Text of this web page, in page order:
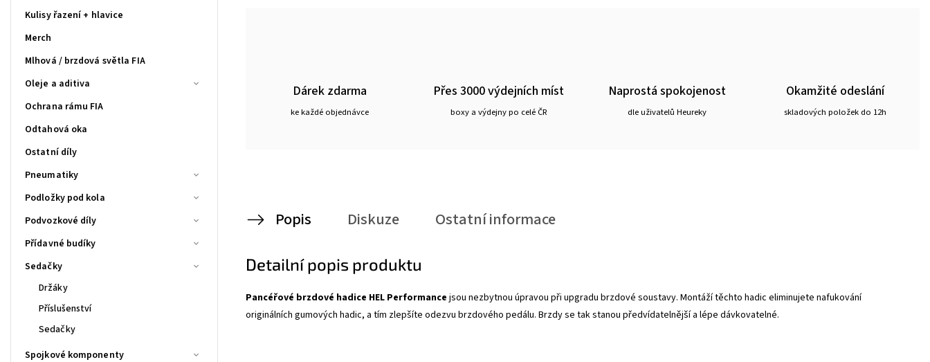
Kulisy řazení + hlavice
Merch
Mlhová / brzdová světla FIA
Oleje a aditiva
Ochrana rámu FIA
Odtahová oka
Ostatní díly
Pneumatiky
Podložky pod kola
Podvozkové díly
Přídavné budíky
Sedačky
Držáky
Příslušenství
Sedačky
Spojkové komponenty
Dárek zdarma
ke každé objednávce
Přes 3000 výdejních míst
boxy a výdejny po celé ČR
Naprostá spokojenost
dle uživatelů Heureky
Okamžité odeslání
skladových položek do 12h
Popis Diskuze Ostatní informace
Detailní popis produktu
Pancéřové brzdové hadice HEL Performance jsou nezbytnou úpravou při upgradu brzdové soustavy. Montáží těchto hadic eliminujete nafukování
originálních gumových hadic, a tím zlepšíte odezvu brzdového pedálu. Brzdy se tak stanou předvídatelnější a lépe dávkovatelné.